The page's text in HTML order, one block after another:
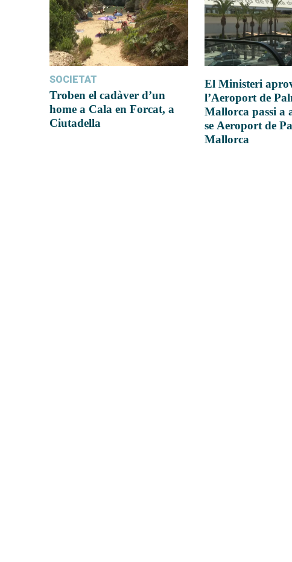
SOCIETAT
Troben el cadàver d’un
home a Cala en Forcat, a
Ciutadella
El Ministeri
l’Aeroport de
Mallorca passi a
se Aeroport de
Mallorca